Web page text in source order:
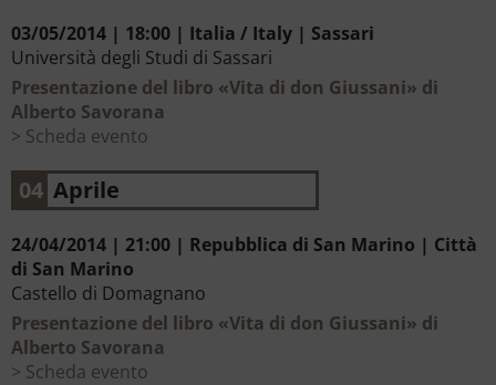
03/05/2014 | 18:00 | Italia / Italy | Sassari
Università degli Studi di Sassari
Presentazione del libro «Vita di don Giussani» di
Alberto Savorana
Scheda evento
04 Aprile
24/04/2014 | 21:00 | Repubblica di San Marino | Città
di San Marino
Castello di Domagnano
Presentazione del libro «Vita di don Giussani» di
Alberto Savorana
Scheda evento